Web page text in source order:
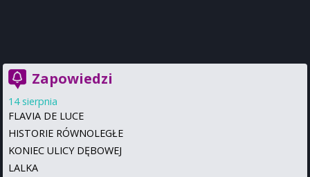
Zapowiedzi
14 sierpnia
FLAVIA DE LUCE
HISTORIE RÓWNOLEGŁE
KONIEC ULICY DĘBOWEJ
LALKA